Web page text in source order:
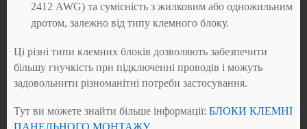
2412 AWG) та сумісність з жилковим або одножильним
дротом, залежно від типу клемного блоку.
Ці різні типи клемних блоків дозволяють забезпечити
більшу гнучкість при підключенні проводів і можуть
задовольнити різноманітні потреби застосування.
Тут ви можете знайти більше інформації: БЛОКИ КЛЕМНІ
ПАНЕЛЬНОГО МОНТАЖУ